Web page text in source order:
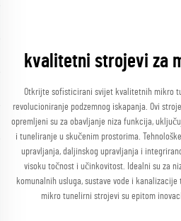
kvalitetni strojevi za
Otkrijte sofisticirani svijet kvalitetnih mikro
revolucioniranje podzemnog iskapanja. Ovi
opremljeni su za obavljanje niza funkcija,
i tuneliranje u skučenim prostorima.
upravljanja, daljinskog upravljanja i
visoku točnost i učinkovitost. Idealni su za
komunalnih usluga, sustave vode i
mikro tunelirni strojevi su epitom